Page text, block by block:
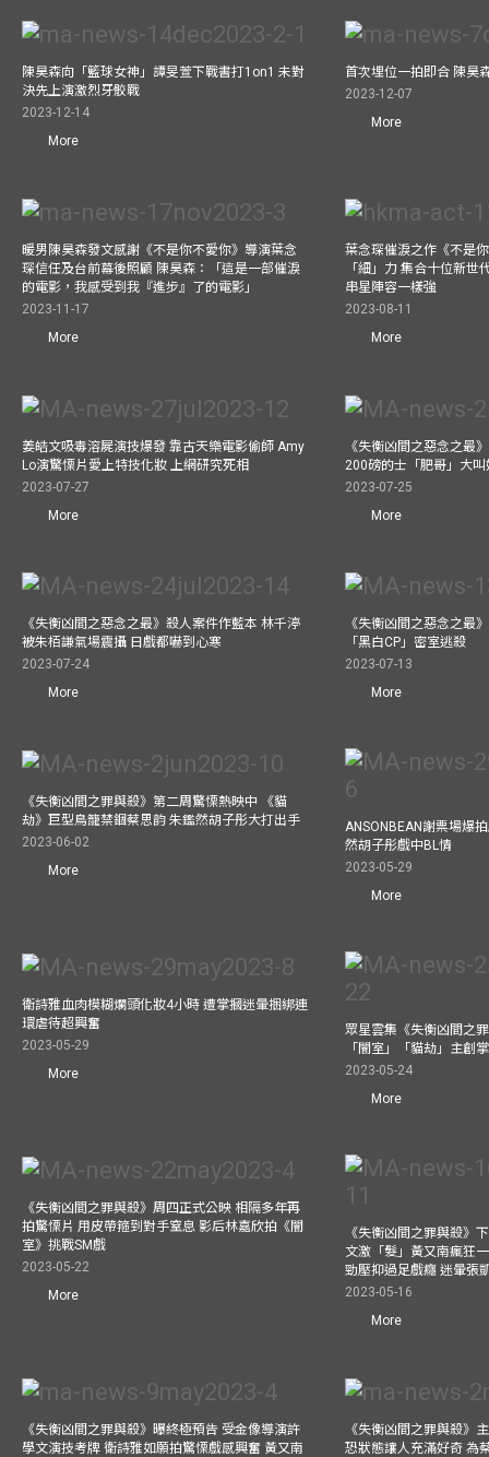
陳昊森向「籃球女神」譚旻萱下戰書打1on1 未對
決先上演激烈牙骹戰
2023-12-14
More
首次埋位一拍即合 陳昊
2023-12-07
More
暖男陳昊森發文感謝《不是你不愛你》導演葉念
琛信任及台前幕後照顧 陳昊森：「這是一部催淚
的電影，我感受到我『進步』了的電影」
2023-11-17
More
葉念琛催淚之作《不是
「細」力 集合十位新
串星陣容一樣強
2023-08-11
More
姜皓文吸毒溶屍演技爆發 靠古天樂電影偷師 Amy
Lo演驚慄片愛上特技化妝 上網研究死相
2023-07-27
More
《失衡凶間之惡念之最
200磅的士「肥哥」大叫
2023-07-25
More
《失衡凶間之惡念之最》殺人案件作藍本 林千渟
被朱栢謙氣場震攝 日戲都嚇到心寒
2023-07-24
More
《失衡凶間之惡念之最
「黑白CP」密室逃殺
2023-07-13
More
《失衡凶間之罪與殺》第二周驚慄熱映中 《貓
劫》巨型鳥籠禁錮蔡思韵 朱鑑然胡子彤大打出手
2023-06-02
More
ANSONBEAN謝票場爆
然胡子彤戲中BL情
2023-05-29
More
衛詩雅血肉模糊爛頭化妝4小時 遭掌摑迷暈捆綁連
環虐待超興奮
2023-05-29
More
眾星雲集《失衡凶間之
「闇室」「貓劫」主創
2023-05-24
More
《失衡凶間之罪與殺》周四正式公映 相隔多年再
拍驚慄片 用皮帶箍到對手窒息 影后林嘉欣拍《闇
室》挑戰SM戲
2023-05-22
More
《失衡凶間之罪與殺》
文激「髮」黃又南瘋狂
勁壓抑過足戲癮 迷暈張
2023-05-16
More
《失衡凶間之罪與殺》曝終極預告 受金像導演許
學文演技考牌 衛詩雅如願拍驚慄戲感興奮 黃又南
《失衡凶間之罪與殺》
恐狀態讓人充滿好奇 為